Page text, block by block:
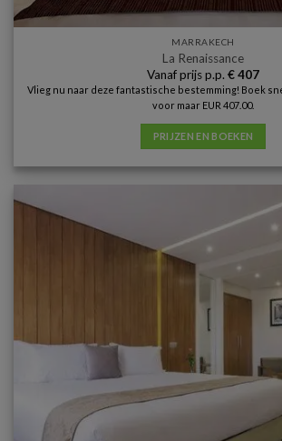
MARRAKECH
La Renaissance
Vanaf prijs p.p. €407
Vlieg nu naar deze fantastische bestemming! Boek
voor maar EUR 407.00.
PRIJZEN EN BOEKEN